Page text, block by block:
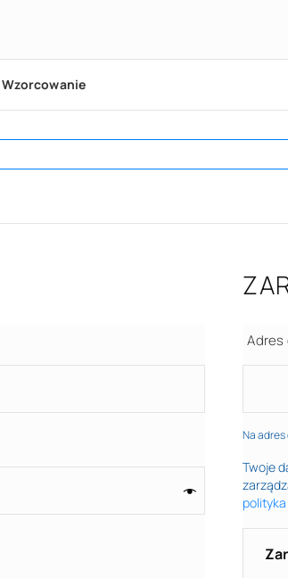
Wzorcowanie
Na
Twoje